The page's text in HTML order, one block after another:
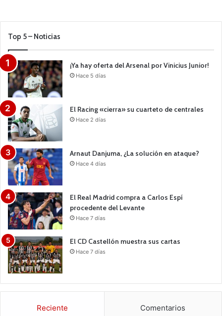
Top 5 – Noticias
¡Ya hay oferta del Arsenal por Vinicius Junior!
Hace 5 días
El Racing «cierra» su cuarteto de centrales
Hace 2 días
Arnaut Danjuma, ¿La solución en ataque?
Hace 4 días
El Real Madrid compra a Carlos Espí
procedente del Levante
Hace 7 días
El CD Castellón muestra sus cartas
Hace 7 días
Reciente Comentarios